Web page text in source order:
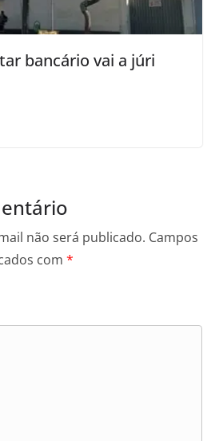
bancário vai a júri
não será publicado. Campos
com *